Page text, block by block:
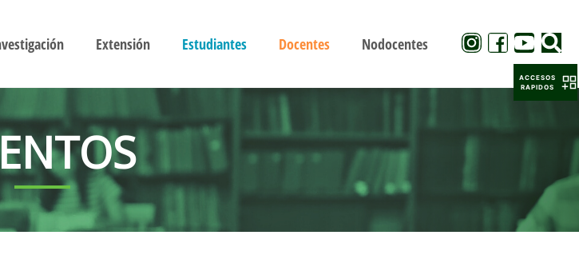
Extensión Estudiantes Docentes Nodocentes
ACCESOS
RAPIDOS